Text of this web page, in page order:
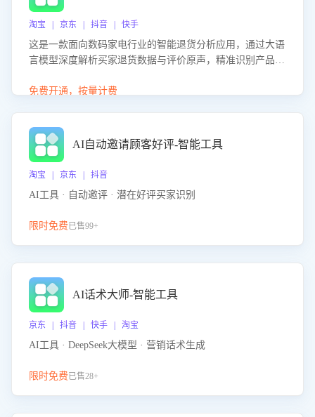
淘宝 | 京东 | 抖音 | 快手
这是一款面向数码家电行业的智能退货分析应用，通过大语
言模型深度解析买家退货数据与评价原声，精准识别产品质
改进建议，通过挖掘用户痛点驱动产品迭代，从根本上降低
免费开通，按量计费
AI自动邀请顾客好评-智能工具
淘宝 | 京东 | 抖音
AI工具 · 自动邀评 · 潜在好评买家识别
限时免费已售99+
AI话术大师-智能工具
京东 | 抖音 | 快手 | 淘宝
AI工具 · DeepSeek大模型 · 营销话术生成
限时免费已售28+